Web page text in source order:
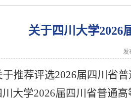
关于四川大学2026
发
推荐评选2026届四川省
大学2026届四川省普通